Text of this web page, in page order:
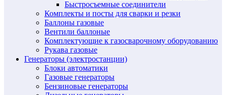
Быстросъемные соединители
Комплекты и посты для сварки и резки
Баллоны газовые
Вентили баллоные
Комплектующие к газосварочному оборудованию
Рукава газовые
Генераторы (электростанции)
Блоки автоматики
Газовые генераторы
Бензиновые генераторы